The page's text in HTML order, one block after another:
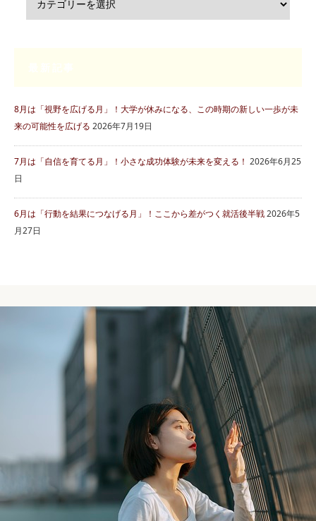
8月は「視野を広げる月」！大学が休みになる、この時期の新しい一歩が未
来の可能性を広げる 2026年7月19日
7月は「自信を育てる月」！小さな成功体験が未来を変える！ 2026年6月25
日
6月は「行動を結果につなげる月」！ここから差がつく就活後半戦2026年5
月27日